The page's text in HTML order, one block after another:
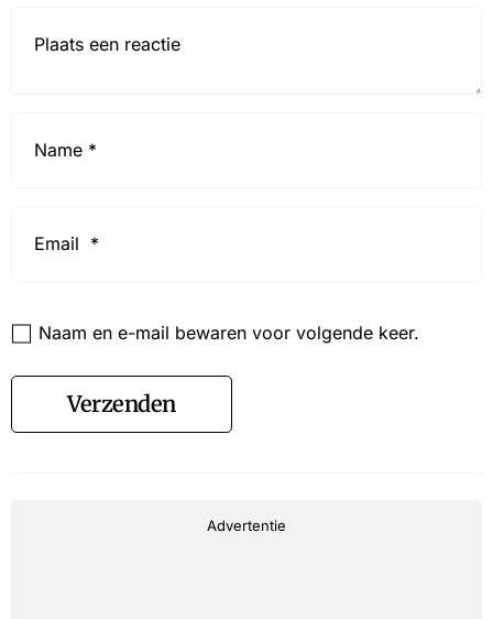
Naam en e-mail bewaren voor volgende keer.
Verzenden
Advertentie